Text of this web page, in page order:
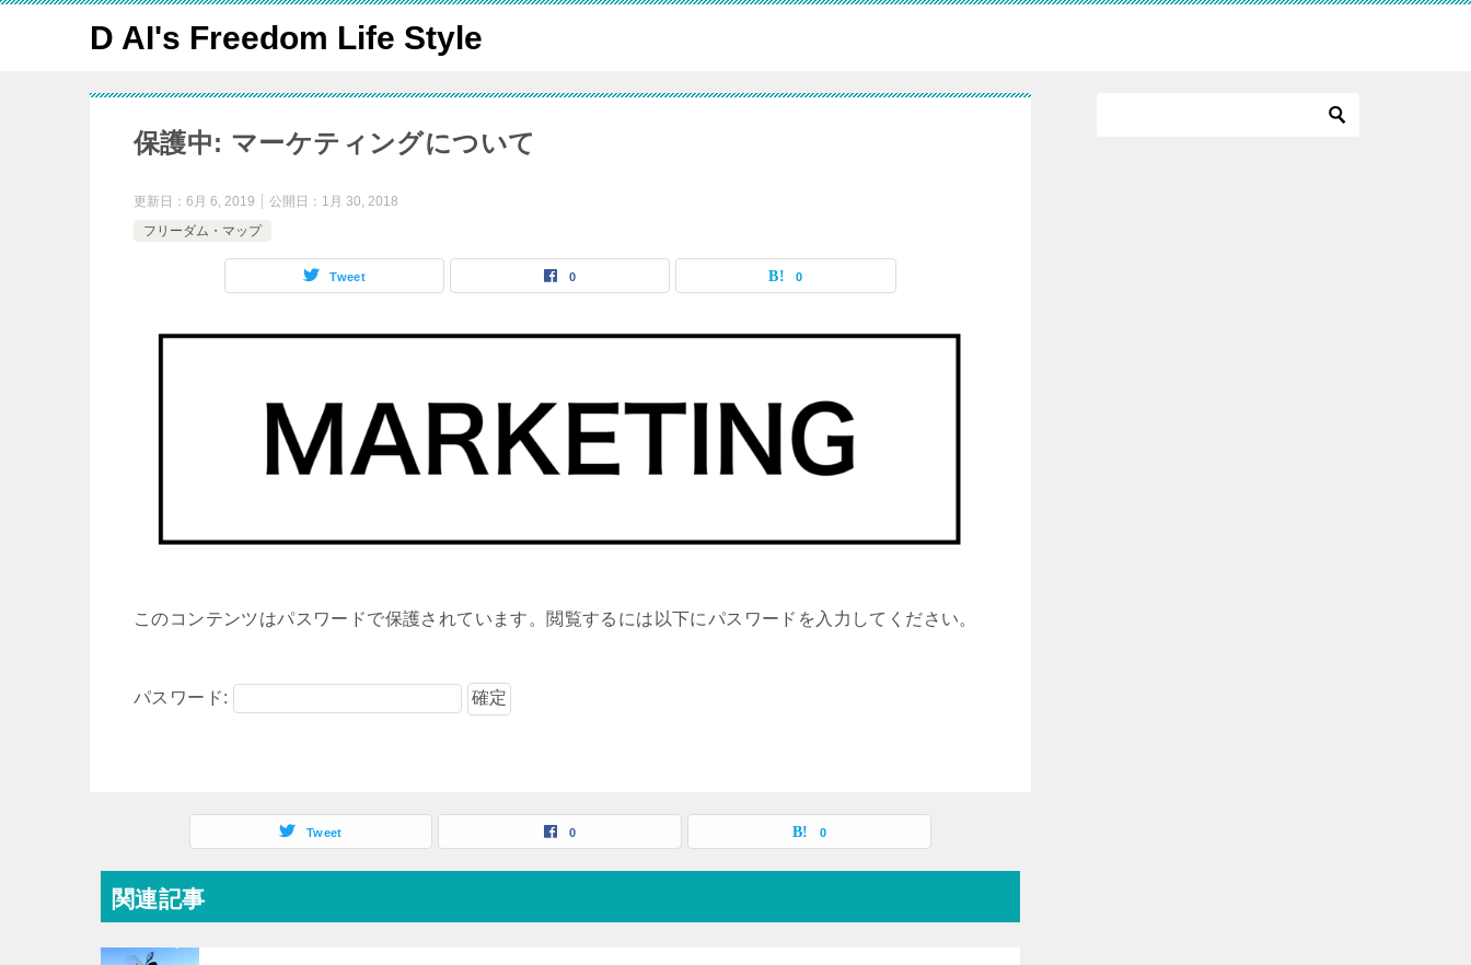
D AI's Freedom Life Style
保護中: マーケティングについて
更新日： 6月 6, 2019 公開日： 1月 30, 2018
フリーダム・マップ
Tweet 0 0
このコンテンツはパスワードで保護されています。閲覧するには以下にパスワードを入力してください。
パスワード:
Tweet 0 0
関連記事